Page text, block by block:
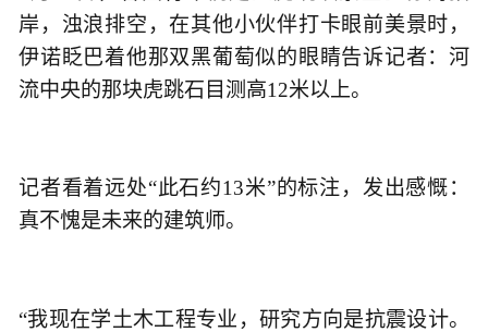
岸，浊浪排空，在其他小伙伴打卡眼前美景时，
伊诺眨巴着他那双黑葡萄似的眼睛告诉记者：河
流中央的那块虎跳石目测高12米以上。
记者看着远处“此石约13米”的标注，发出感慨：
真不愧是未来的建筑师。
“我现在学土木工程专业，研究方向是抗震设计。